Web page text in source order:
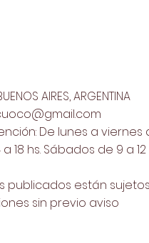
AIRES, ARGENTINA
De lunes a viernes
18 hs. Sábados de 9 a 12
publicados están
sin previo aviso